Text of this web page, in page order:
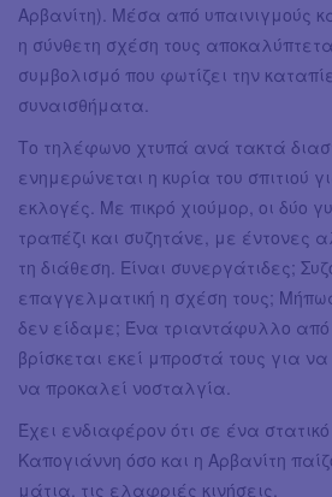
Αρβανίτη). Μέσα από υπαινιγμούς
η σύνθετη σχέση τους
συμβολισμό που φωτίζει την
συναισθήματα.
Το τηλέφωνο χτυπά ανά τακτά
ενημερώνεται η κυρία του σπιτιού
εκλογές. Με πικρό χιούμορ, οι δύο
τραπέζι και συζητάνε, με έντονες
τη διάθεση. Είναι συνεργάτιδες;
επαγγελματική η σχέση τους;
δεν είδαμε; Ένα τριαντάφυλλο από
βρίσκεται εκεί μπροστά τους για
να προκαλεί νοσταλγία.
Έχει ενδιαφέρον ότι σε ένα
Καπογιάννη όσο και η Αρβανίτη
μάτια, τις ελαφριές κινήσεις.